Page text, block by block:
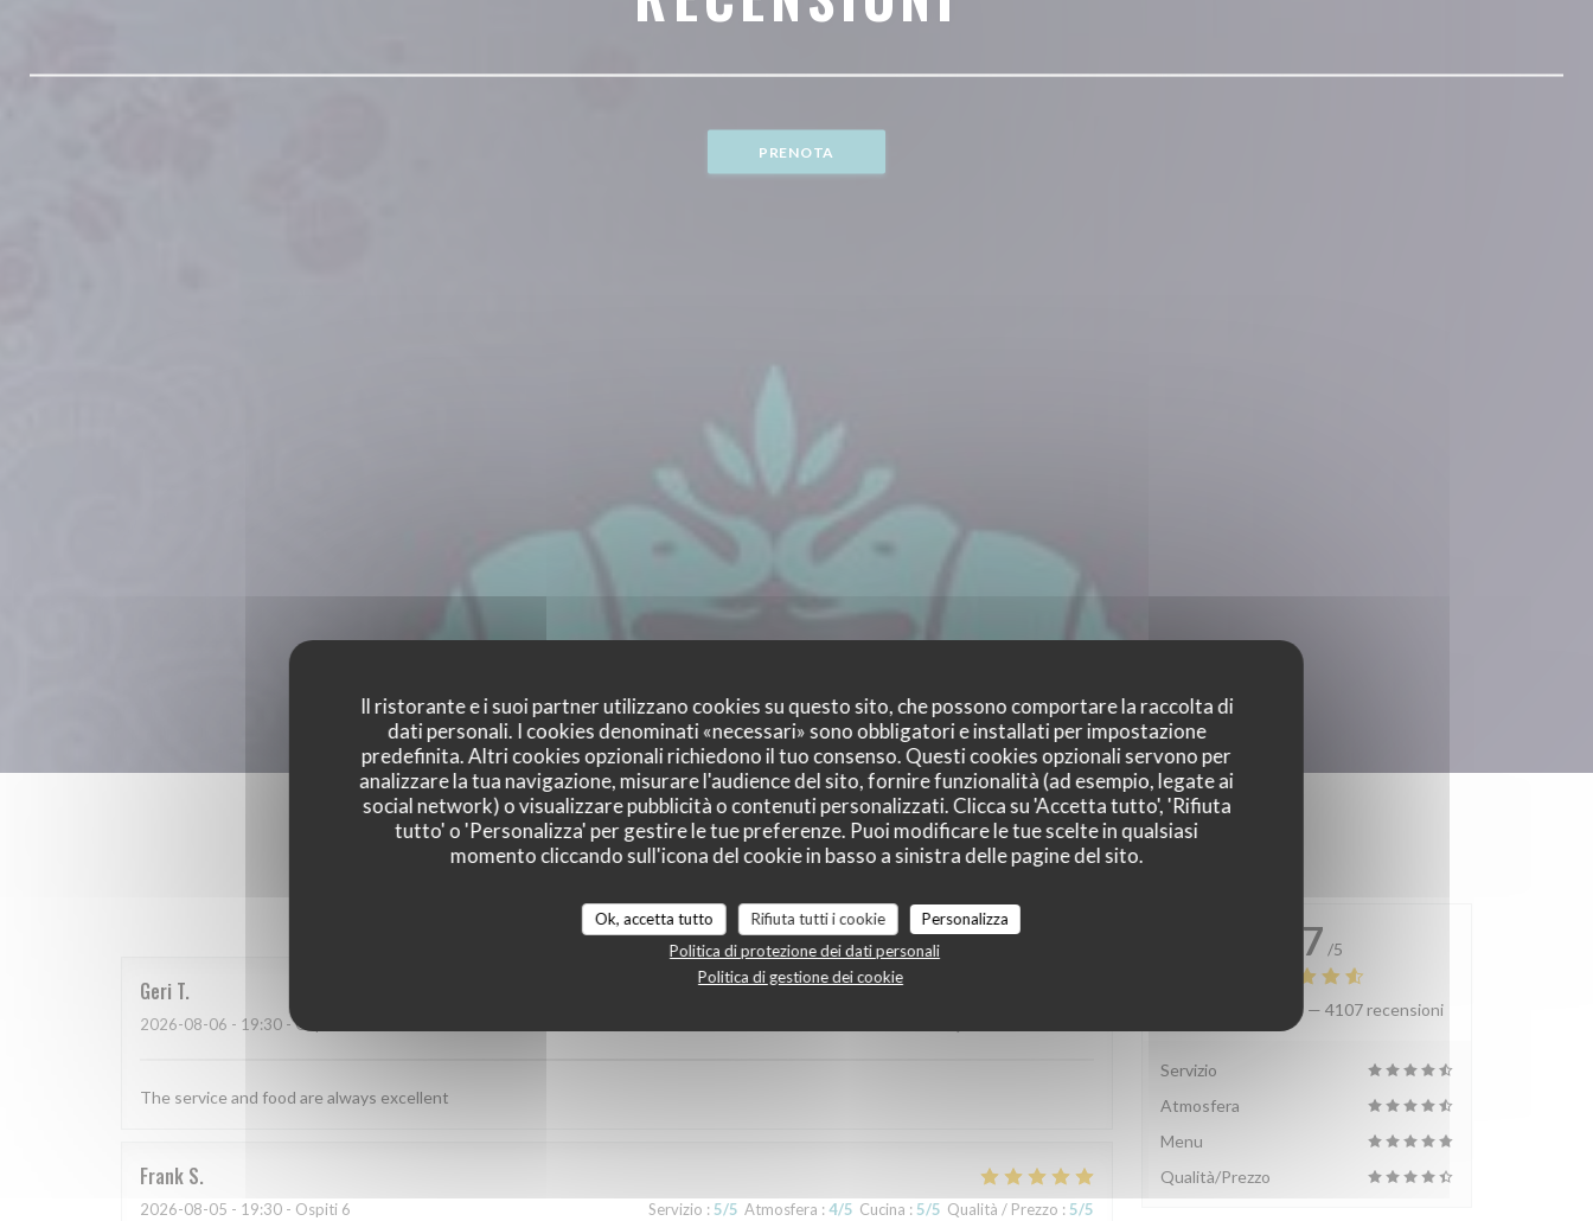
Il ristorante e i suoi partner utilizzano cookies su questo sito, che possono comportare la raccolta di
dati personali. I cookies denominati «necessari» sono obbligatori e installati per impostazione
predefinita. Altri cookies opzionali richiedono il tuo consenso. Questi cookies opzionali servono per
analizzare la tua navigazione, misurare l'audience del sito, fornire funzionalità (ad esempio, legate ai
social network) o visualizzare pubblicità o contenuti personalizzati. Clicca su 'Accetta tutto', 'Rifiuta
tutto' o 'Personalizza' per gestire le tue preferenze. Puoi modificare le tue scelte in qualsiasi
momento cliccando sull'icona del cookie in basso a sinistra delle pagine del sito.
Ok, accetta tutto Rifiuta tutti i cookie
Personalizza
Politica di protezione dei dati personali
Politica di gestione dei cookie
PRENOTA
I pareri dei nostri clienti
Geri T
2026-08-06 - 19:30 - Ospiti 4
The service and food are always excellent
Frank S
2026-08-05 - 19:30 - Ospiti 6 Servizio : 5/5 Atmosfera : 4/5 Cucina : 5/5 Qualità / Prezzo : 5/5
4.7 /5
Valutazione media — 4107 recensioni
Servizio
Atmosfera
Menu
Qualità/Prezzo